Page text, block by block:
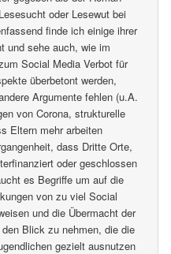
oder Lesewut bei
finde ich einige ihrer
und sehe auch, wie im
Social Media Verbot für
überbetont werden,
Argumente fehlen (u.A.
von Corona, strukturelle
Eltern mehr arbeiten
dass Dritte Orte,
oder geschlossen
es Begriffe um auf die
von zu viel Social
und die Übermacht der
Blick zu nehmen, die die
gezielt ausnutzen